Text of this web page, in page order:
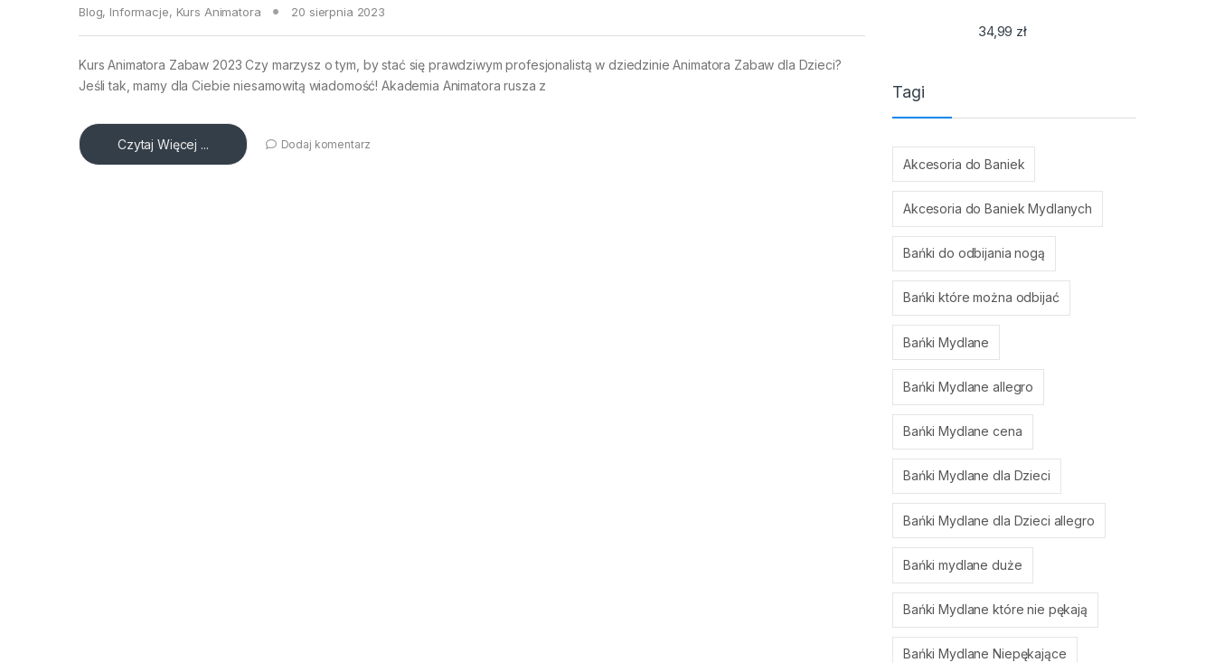
Blog, Informacje, Kurs Animatora 20 sierpnia 2023
Kurs Animatora Zabaw 2023 Czy marzysz o tym, by stać się prawdziwym profesjonalistą w dziedzinie Animatora Zabaw dla Dzieci?
Jeśli tak, mamy dla Ciebie niesamowitą wiadomość! Akademia Animatora rusza z
Czytaj Więcej ... Dodaj komentarz
34,99 zł
Tagi
Akcesoria do Baniek
Akcesoria do Baniek Mydlanych
Bańki do odbijania nogą
Bańki które można odbijać
Bańki Mydlane
Bańki Mydlane allegro
Bańki Mydlane cena
Bańki Mydlane dla Dzieci
Bańki Mydlane dla Dzieci allegro
Bańki mydlane duże
Bańki Mydlane które nie pękają
Bańki Mydlane Niepękające